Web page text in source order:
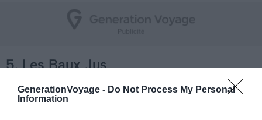
GenerationVoyage - Do Not Process My Personal
Information
5. Les Baux Jus